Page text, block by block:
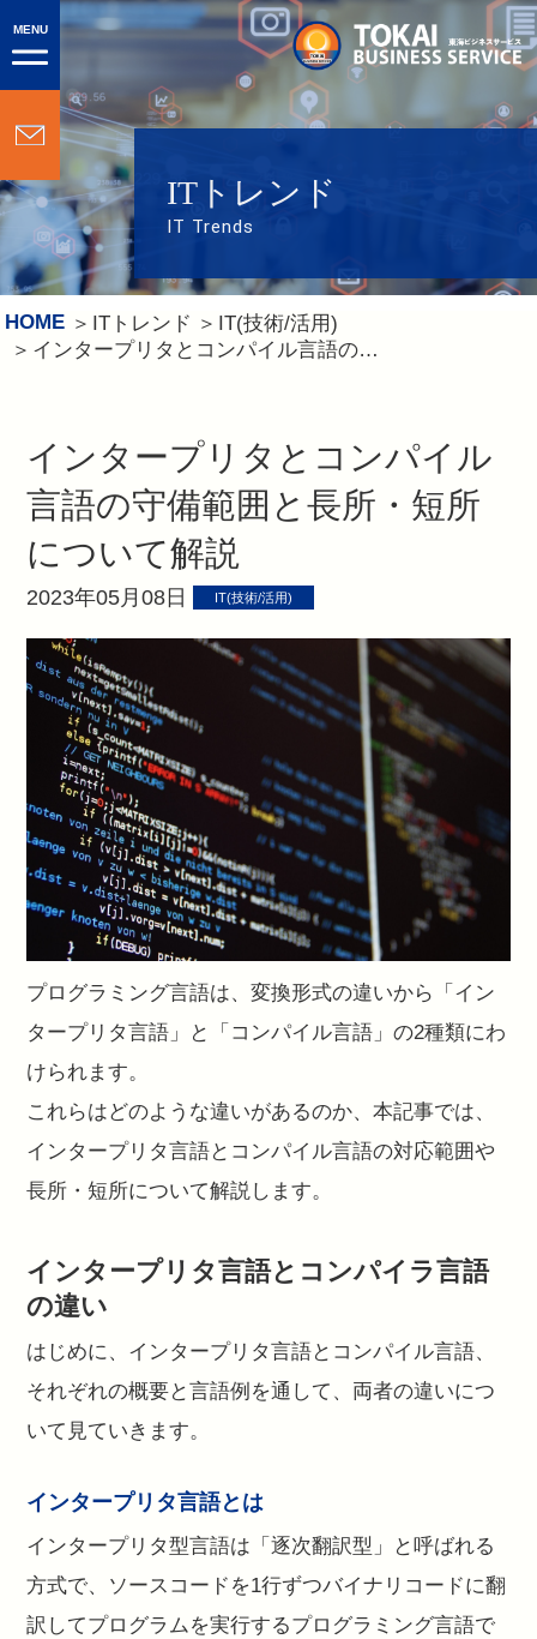
MENU
ITトレンド
IT Trends
HOME ITトレンド
IT(技術/活用)
インタープリタとコンパイル言語の守備範囲と長所・短所について解説
インタープリタとコンパイル
言語の守備範囲と長所・短所
について解説
2023年05月08日 IT(技術/活用)
プログラミング言語は、変換形式の違いから「イン
タープリタ言語」と「コンパイル言語」の2種類にわ
けられます。
これらはどのような違いがあるのか、本記事では、
インタープリタ言語とコンパイル言語の対応範囲や
長所・短所について解説します。
インタープリタ言語とコンパイラ言語
の違い
はじめに、インタープリタ言語とコンパイル言語、
それぞれの概要と言語例を通して、両者の違いにつ
いて見ていきます。
インタープリタ言語とは
インタープリタ型言語は「逐次翻訳型」と呼ばれる
方式で、ソースコードを1行ずつバイナリコードに翻
訳してプログラムを実行するプログラミング言語で